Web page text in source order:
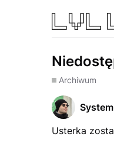
Archiwum
Usterka